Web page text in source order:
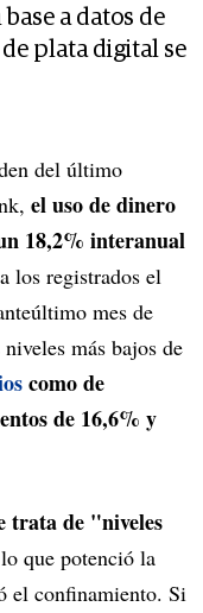
a datos de
plata digital se
del último
el uso de dinero
18,2% interanual
los registrados el
mes de
más bajos de
como de
de 16,6% y
trata de "niveles
que potenció la
el confinamiento. Si